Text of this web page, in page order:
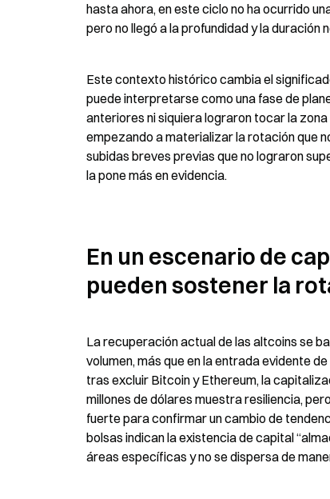
hasta ahora, en este ciclo no ha ocurrido
pero no llegó a la profundidad y la
Este contexto histórico cambia el
puede interpretarse como una fase de
anteriores ni siquiera lograron tocar la
empezando a materializar la rotación que
subidas breves previas que no lograron
la pone más en evidencia.
En un escenario de
pueden sostener la
La recuperación actual de las altcoins se
volumen, más que en la entrada evidente
tras excluir Bitcoin y Ethereum, la
millones de dólares muestra resiliencia,
fuerte para confirmar un cambio de
bolsas indican la existencia de capital
áreas específicas y no se dispersa de